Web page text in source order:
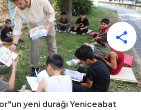
yeni durağı Yeniceabat